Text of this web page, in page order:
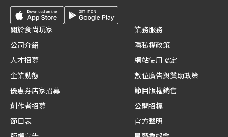
關於食尚玩家
公司介紹
人才招募
企業動態
優惠券店家招募
創作者招募
節目表
業務服務
隱私權政策
網站使用協定
數位廣告與贊助政策
節目版權銷售
公開招標
官方聲明